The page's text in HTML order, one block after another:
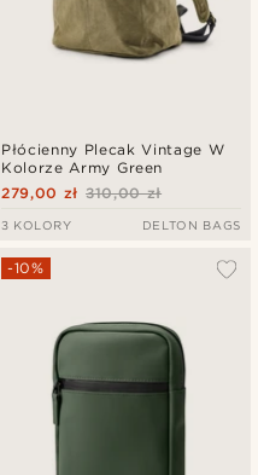
Płócienny Plecak Vintage W
Kolorze Army Green
310,00 zł
279,00 zł
3 KOLORY DELTON BAGS
-10%